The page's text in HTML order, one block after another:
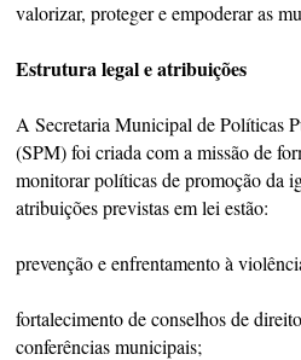
valorizar, proteger e empoderar as
Estrutura legal e atribuições
A Secretaria Municipal de Políticas
(SPM) foi criada com a missão de
monitorar políticas de promoção da
atribuições previstas em lei estão:
prevenção e enfrentamento à
fortalecimento de conselhos de
conferências municipais;